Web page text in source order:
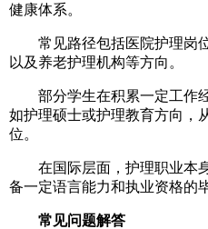
健康体系。
常见路径包括医院护理岗
以及养老护理机构等方向。
部分学生在积累一定工作经
如护理硕士或护理教育方向，
位。
在国际层面，护理职业本
备一定语言能力和执业资格的
常见问题解答